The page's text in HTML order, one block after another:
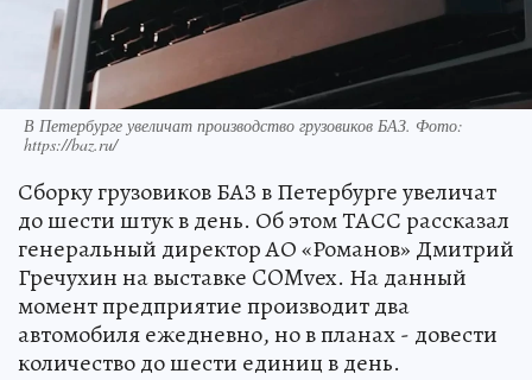
В Петербурге увеличат производство грузовиков БАЗ. Фото:
https://baz.ru/
Сборку грузовиков БАЗ в Петербурге увеличат
до шести штук в день. Об этом ТАСС рассказал
генеральный директор АО «Романов» Дмитрий
Гречухин на выставке COMvex. На данный
момент предприятие производит два
автомобиля ежедневно, но в планах - довести
количество до шести единиц в день.